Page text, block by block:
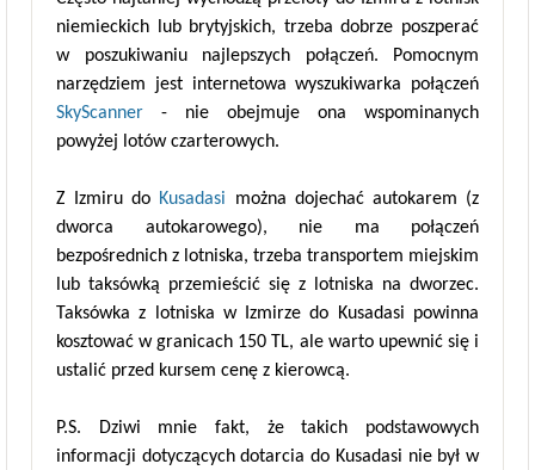
niemieckich lub brytyjskich, trzeba dobrze poszperać
w poszukiwaniu najlepszych połączeń. Pomocnym
narzędziem jest internetowa wyszukiwarka połączeń
SkyScanner - nie obejmuje ona wspominanych
powyżej lotów czarterowych.
Z Izmiru do Kusadasi można dojechać autokarem (z
dworca autokarowego), nie ma połączeń
bezpośrednich z lotniska, trzeba transportem miejskim
lub taksówką przemieścić się z lotniska na dworzec.
Taksówka z lotniska w Izmirze do Kusadasi powinna
kosztować w granicach 150 TL, ale warto upewnić się i
ustalić przed kursem cenę z kierowcą.
P.S. Dziwi mnie fakt, że takich podstawowych
informacji dotyczących dotarcia do Kusadasi nie był w